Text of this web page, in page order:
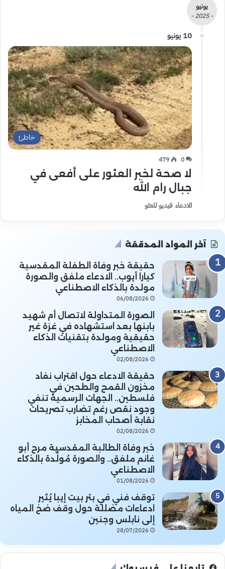
يونيو
- 2025 -
10 يونيو
خاطئ
0
479
لا صحة لخبر العثور على أفعى في
جبال رام الله
الادعاء فيديو للعثو
آخر المواد المدققة
حقيقة خبر وفاة الطفلة المقدسية
كيارا أيوب.. الادعاء ملفق والصورة
مولدة بالذكاء الاصطناعي
06/08/2026
الصورة المتداولة لاتصال أم شهيد
بابنها بعد استشهاده في غزة غير
حقيقية ومولدة بتقنيات الذكاء
الاصطناعي
02/08/2026
حقيقة الادعاء حول اقتراب نفاد
مخزون القمح والطحين في
فلسطين.. الجهات الرسمية تنفي
وجود نقص رغم تضارب تصريحات
نقابة أصحاب المخابز
02/08/2026
خبر وفاة الطالبة المقدسية مرح أبو
غانم ملفق.. والصورة مُولَّدة بالذكاء
الاصطناعي
01/08/2026
توقف فني في بئر بيت إيبا يُثير
ادعاءات مضللة حول وقف ضخ المياه
إلى نابلس وجنين
28/07/2026